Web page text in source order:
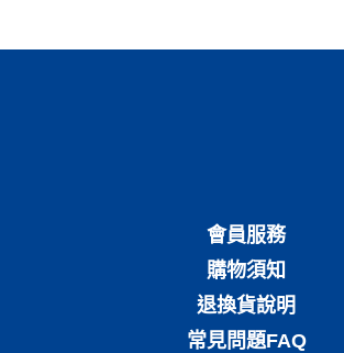
會員服務
購物須知
退換貨說明
常見問題FAQ